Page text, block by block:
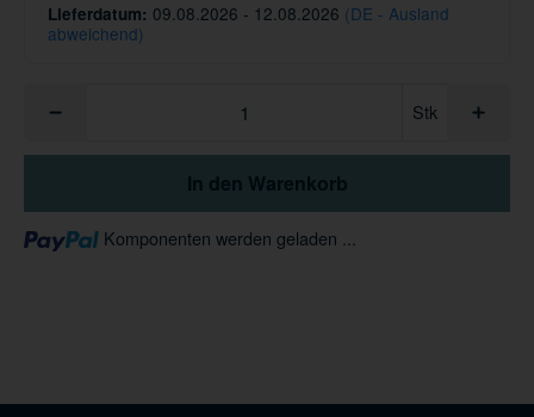
Lieferdatum: 09.08.2026 - 12.08.2026 (DE - Ausland
abweichend)
Stk
Loading... Komponenten werden geladen ...